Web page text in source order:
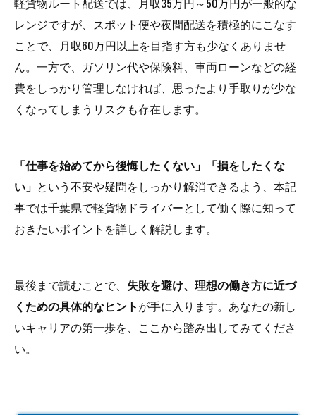
レンジですが、スポット便や夜間配送を積極的にこなす
ことで、月収60万円以上を目指す方も少なくありませ
ん。一方で、ガソリン代や保険料、車両ローンなどの経
費をしっかり管理しなければ、思ったより手取りが少な
くなってしまうリスクも存在します。
「仕事を始めてから後悔したくない」「損をしたくな
い」 という不安や疑問をしっかり解消できるよう、本記
事では千葉県で軽貨物ドライバーとして働く際に知って
おきたいポイントを詳しく解説します。
最後まで読むことで、 失敗を避け、理想の働き方に近づ
くための具体的なヒントが手に入ります。あなたの新し
いキャリアの第一歩を、ここから踏み出してみてくださ
い。